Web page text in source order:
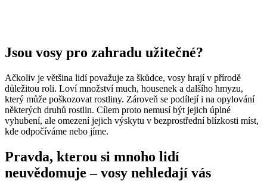
Jsou vosy pro zahradu užitečné?
Ačkoliv je většina lidí považuje za škůdce, vosy hrají v přírodě
důležitou roli. Loví množství much, housenek a dalšího hmyzu,
který může poškozovat rostliny. Zároveň se podílejí i na opylování
některých druhů rostlin. Cílem proto nemusí být jejich úplné
vyhubení, ale omezení jejich výskytu v bezprostřední blízkosti míst,
kde odpočíváme nebo jíme.
Pravda, kterou si mnoho lidí
neuvědomuje – vosy nehledají vás